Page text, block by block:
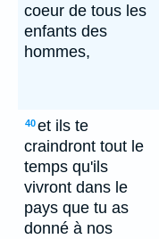
coeur de tous les
enfants des
hommes,
40et ils te
craindront tout le
temps qu'ils
vivront dans le
pays que tu as
donné à nos